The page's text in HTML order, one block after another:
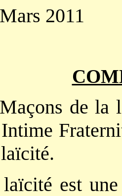
2011
de la
est